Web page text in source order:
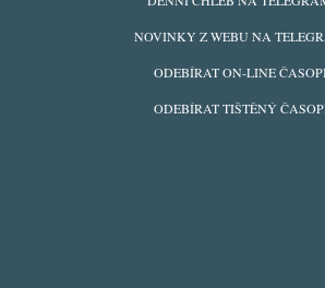
NOVINKY Z WEBU NA
ODEBÍRAT ON-LINE
ODEBÍRAT TIŠTĚNÝ